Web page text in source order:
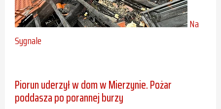
Na
Sygnale
Piorun uderzył w dom w Mierzynie. Pożar
poddasza po porannej burzy